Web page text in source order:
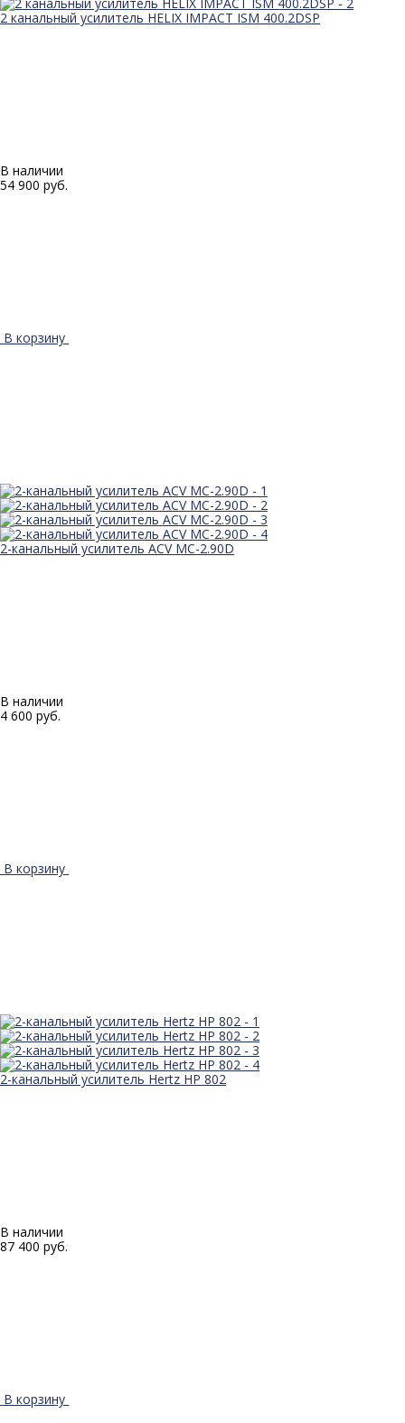
2 канальный усилитель HELIX IMPACT ISM 400.2DSP
В наличии
54 900 руб.
В корзину
2-канальный усилитель ACV MC-2.90D
В наличии
4 600 руб.
В корзину
2-канальный усилитель Hertz HP 802
В наличии
87 400 руб.
В корзину